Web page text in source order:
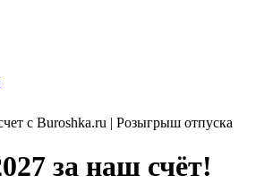
c Buroshka.ru | Розыгрыш отпуска
за наш счёт!